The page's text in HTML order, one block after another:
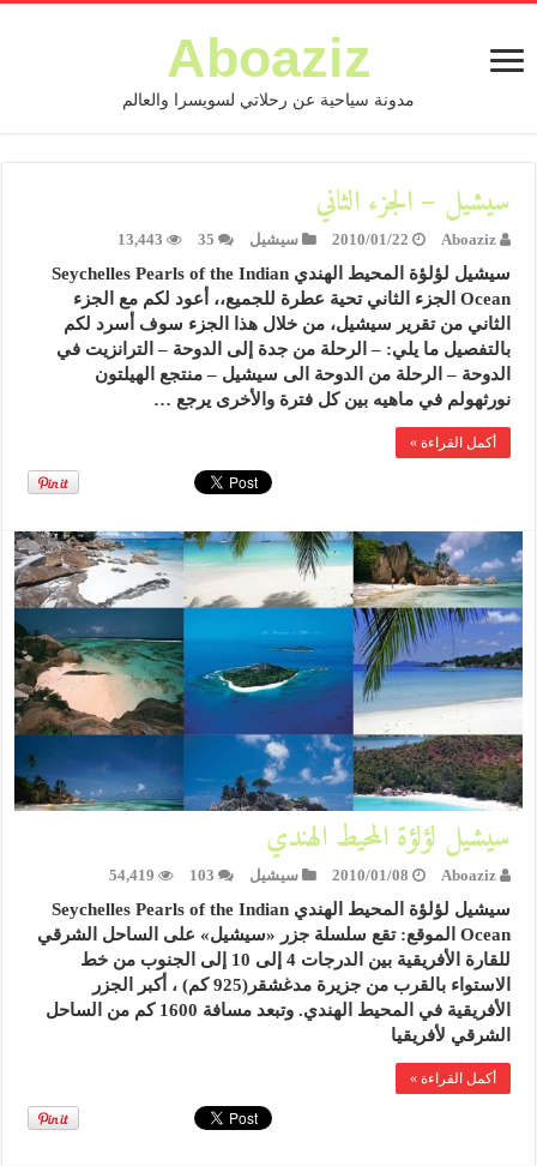
Aboaziz
مدونة سياحية عن رحلاتي لسويسرا والعالم
سيشيل – الجزء الثاني
Aboaziz
2010/01/22 سيشيل 35
13,443
سيشيل لؤلؤة المحيط الهندي Seychelles Pearls of the Indian
Ocean الجزء الثاني تحية عطرة للجميع،، أعود لكم مع الجزء
الثاني من تقرير سيشيل، من خلال هذا الجزء سوف أسرد لكم
بالتفصيل ما يلي: – الرحلة من جدة إلى الدوحة – الترانزيت في
الدوحة – الرحلة من الدوحة الى سيشيل – منتجع الهيلتون
نورثهولم في ماهيه بين كل فترة والأخرى يرجع …
أكمل القراءة »
سيشيل لؤلؤة المحيط الهندي
Aboaziz
2010/01/08 سيشيل 103
54,419
سيشيل لؤلؤة المحيط الهندي Seychelles Pearls of the Indian
Ocean الموقع: تقع سلسلة جزر «سيشيل» على الساحل الشرقي
للقارة الأفريقية بين الدرجات 4 إلى 10 إلى الجنوب من خط
الاستواء بالقرب من جزيرة مدغشقر(925 كم) ، أكبر الجزر
الأفريقية في المحيط الهندي. وتبعد مسافة 1600 كم من الساحل
الشرقي لأفريقيا
أكمل القراءة »